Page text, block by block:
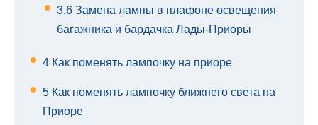
3.6 Замена лампы в плафоне освещения
багажника и бардачка Лады-Приоры
4 Как поменять лампочку на приоре
5 Как поменять лампочку ближнего света на
Приоре